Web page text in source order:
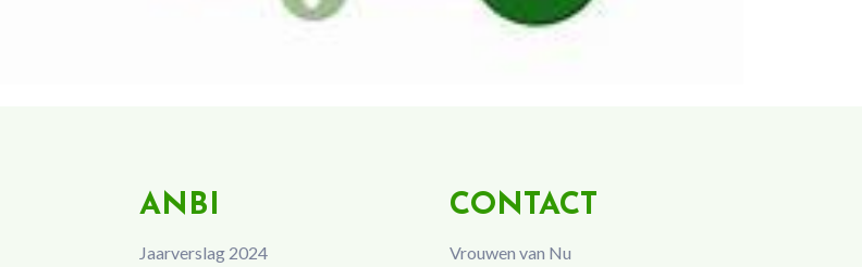
ANBI
Jaarverslag 2024
CONTACT
Vrouwen van Nu